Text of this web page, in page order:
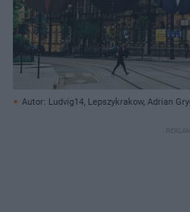
Autor: Ludvig14, Lepszykrakow, Adrian
Screenshot Youtube @AdamHarenczyk,